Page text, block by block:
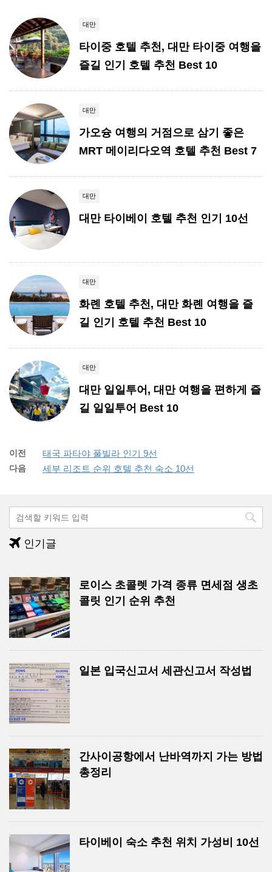
대만
타이중 호텔 추천, 대만 타이중 여행을
즐길 인기 호텔 추천 Best 10
대만
가오슝 여행의 거점으로 삼기 좋은
MRT 메이리다오역 호텔 추천 Best 7
대만
대만 타이베이 호텔 추천 인기 10선
대만
화롄 호텔 추천, 대만 화롄 여행을 즐
길 인기 호텔 추천 Best 10
대만
대만 일일투어, 대만 여행을 편하게 즐
길 일일투어 Best 10
이전 태국 파타야 풀빌라 인기 9선
다음 세부 리조트 순위 호텔 추천 숙소 10선
인기글
로이스 초콜렛 가격 종류 면세점 생초
콜릿 인기 순위 추천
일본 입국신고서 세관신고서 작성법
간사이공항에서 난바역까지 가는 방법
총정리
타이베이 숙소 추천 위치 가성비 10선